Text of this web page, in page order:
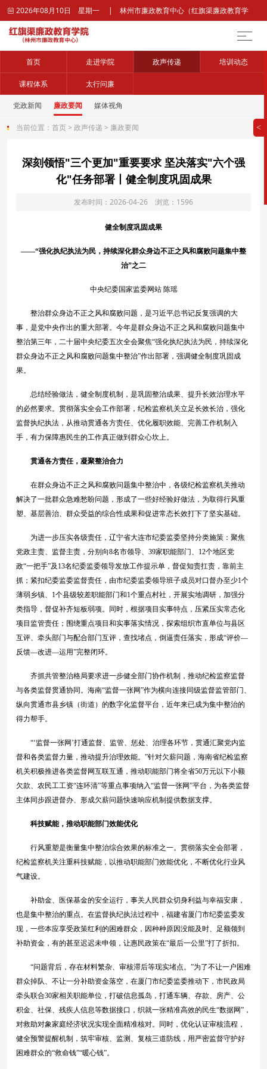
 2026年08月10日 星期一 | 林州市廉政教育中心（红旗渠廉政教育学
院）官网
首页 走进学院 政声传递 培训动态
课程体系 太行问廉
党政新闻 廉政要闻 媒体视角
当前位置： 首页> 政声传递 > 廉政要闻
深刻领悟"三个更加"重要要求 坚决落实"六个强
化"任务部署丨健全制度巩固成果
发布时间：2026-04-26 浏览：1596
健全制度巩固成果
——“强化执纪执法为民，持续深化群众身边不正之风和腐败问题集中整
治”之二
中央纪委国家监委网站 陈瑶
整治群众身边不正之风和腐败问题，是习近平总书记反复强调的大
事，是党中央作出的重大部署。今年是群众身边不正之风和腐败问题集中
整治第三年，二十届中央纪委五次全会聚焦“强化执纪执法为民，持续深化
群众身边不正之风和腐败问题集中整治”作出部署，强调健全制度巩固成
果。
总结经验做法，健全制度机制，是巩固整治成果、提升长效治理水平
的必然要求。贯彻落实全会工作部署，纪检监察机关立足长效长治，强化
监督执纪执法，从推动贯通各方责任、优化履职效能、完善工作机制入
手，有力保障惠民生的工作真正做到群众心坎上。
贯通各方责任，凝聚整治合力
在群众身边不正之风和腐败问题集中整治中，各级纪检监察机关推动
解决了一批群众急难愁盼问题，形成了一些好经验好做法，为取得行风重
塑、基层善治、群众受益的综合性成果和促进常态长效打下了坚实基础。
为进一步压实各级责任，辽宁省大连市纪委监委坚持分类施策：聚焦
党政主责、监督主责，分别向8名市领导、39家职能部门、12个地区党
政“一把手”及13名纪委监委领导发放工作提示单，督促知责扛责，靠前主
抓；紧扣纪委监委监督责任，由市纪委监委领导班子成员对口督办至少1个
薄弱乡镇、1个县级较差职能部门和1个重点村社，开展实地调研，加强分
类指导，督促补齐短板弱项。同时，根据项目实事特点，压紧压实常态化
项目监管责任；围绕重点项目和实事落实情况，探索组织市直单位与县区
互评、牵头部门与配合部门互评，查找堵点，倒逼责任落实，形成“评价—
反馈—改进—运用”完整闭环。
齐抓共管整治格局要求进一步健全部门协作机制，推动纪检监察监督
与各类监督贯通协同。海南“监督一张网”作为横向连接同级监督监管部门、
纵向贯通市县乡镇（街道）的数字化监督平台，近年来已成为集中整治的
得力帮手。
“‘监督一张网’打通监督、监管、惩处、治理各环节，贯通汇聚党内监
督和各类监督力量，推动提升治理效能。”针对欠薪问题，海南省纪检监察
机关积极推进各类监督网互联互通，推动职能部门将全省50万元以下小额
欠款、农民工工资“连环清”等重点事项纳入“监督一张网”平台，为各类监督
主体同步跟进督办、形成欠薪问题快速响应机制提供数据支撑。
科技赋能，推动职能部门效能优化
行风重塑是衡量集中整治综合效果的标准之一。贯彻落实全会部署，
纪检监察机关注重科技赋能，以推动职能部门效能优化，不断优化行业风
气建设。
补助金、医保基金的安全运行，事关人民群众切身利益与幸福安康，
也是集中整治的重点。在监督执纪执法过程中，福建省厦门市纪委监委发
现，一些本应享受政策红利的困难群众，因种种原因没能及时、足额领到
补助资金，有的甚至迟迟未申领，让惠民政策在“最后一公里”打了折扣。
“问题背后，存在材料繁杂、审核滞后等现实堵点。”为了不让一户困难
群众掉队、不让一分补助资金落空，在厦门市纪委监委推动下，市民政局
牵头联合30家相关职能单位，打破信息孤岛，打通车辆、存款、房产、公
积金、社保、残疾人信息等数据接口，织就一张精准高效的民生“数据网”，
对救助对象家庭经济状况实现全面精准核对。同时，优化认证审核流程，
健全预警提醒机制，筑牢审核、监测、复核三道防线，用严密监督守护好
困难群众的“救命钱”“暖心钱”。
>